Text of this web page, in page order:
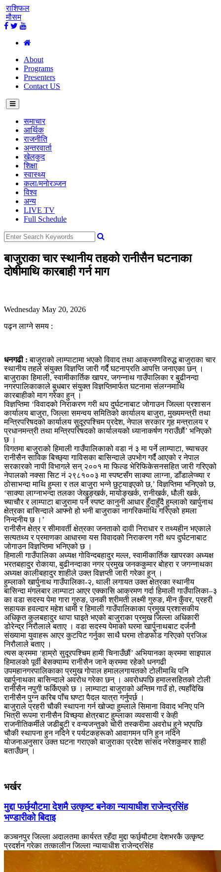
राशिफल
मौसम
About
Programs
Presenters
Contact US
समाचार
आर्थिक
राजनीति
अन्तरवार्ता
खेलकुद
शिक्षा
स्वास्थ्य
कला/मनोरञ्जन
विश्व
अन्य
LIVE TV
Full Schedule
बाजुराका चार स्थानीय तहको रानीसैन घटनाका
दोषीमाथि कारबाही गर्न माग
Wednesday May 20, 2026
पढ्न लाग्ने समय :
धनगढी : बाजुराको लाम्पाटामा भएको विवाद तथा आक्रमणविरुद्ध बाजुराका चार
स्थानीय तहले संयुक्त विज्ञप्ति जारी गर्दै घटनाप्रति आपत्ति जनाएका छन् ।
बाजुराका हिमाली, स्वामीकार्तिक खापर, जगन्नाथ गाउँपालिका र बुढीनन्दा
नगरपालिकाकाले बुधबार संयुक्त विज्ञप्तिमार्फत घटनामा संलग्नमाथि
कारबाहीको माग गरेका हुन् ।
विज्ञप्तिमा ‘विवादको निराकरण गरी थप दुर्घटनाबाट जोगाउन जिल्ला प्रशासन
कार्यालय बाजुरा, जिल्ला समन्वय समितिको कार्यालय बाजुरा, मुख्यमन्त्री तथा
मन्त्रिपरिषदको कार्यालय सुदूरपश्चिम प्रदेश, नेपाल सरकार गृह मन्त्रालय र
प्रधानमन्त्री तथा मन्त्रिपरिषदको कार्यालयको ध्यानाकर्षण गराउँछौं’ भनिएको
छ ।
विगतमा बाजुराको हिमाली गाउँपालिकाको वडा नं ३ मा पर्ने लाम्पाटा, च्याचउर
रानीसैन साविक बिच्छ्या गाविसका बासिन्दाले उपभोग गर्दै आएको र नेपाल
सरकारको नापी विभागले सन् २००१ मा फिल्ड भेरिफिकेसनसहित जारी गरिएको
नेपालको नक्सा सिट नं २९८१००३ मा स्पष्टसँग साक्या लाग्ना, डाँडालेप्च्या र
ठोसाभन्दा माथि हुम्ला र तल बाजुरा भन्ने छुट्याइएको छ,’ विज्ञप्तिमा भनिएको छ,
‘साक्या लाग्नाभन्दा तलका जेखुङ्खर्क, मायोङ्खर्क, रानीखर्क, धौली खर्क,
च्याचौर र लाम्पाटा बाजुरामा पर्ने स्पष्ट कानुनी आधार हुँदाहुँदै हुम्लाको खार्पुनाथ
क्षेत्रका बासिन्दाले आफ्नो हो भनी बाजुराका नागरिकमाथि गरिएको हमला
निन्दनीय छ ।’
रानीसैन क्षेत्र र सीमावर्ती क्षेत्रका जनताको दावी निराधार र तथ्यहीन भएकाले
सत्यतथ्य र प्रमाणका आधारमा यस विवादको निराकरण गरी थप दुर्घटनाबाट
जोगाउन विज्ञप्तिमा भनिएको छ ।
हिमाली गाउँपालिका अध्यक्ष गोविन्दबहादुर मल्ल, स्वामीकार्तिक खापरका अध्यक्ष
भरतबहादुर रोकाया, बुढीनन्दाका नगर प्रमुख जनककुमार बोहरा र जगन्नाथका
अध्यक्ष कालीबहादुर शाहीले उक्त विज्ञप्ती जारी गरेका हुन् ।
हुम्लाको खार्पुनाथ गाउँपालिका-२, थाली लगायत उक्त क्षेत्रका स्थानीय
बासिन्दा मंगलबार लाम्पाटा आएर एक्कासि आक्रमण गर्दा हिमाली गाउँपालिका–३
का वडा सदस्य पेमा गारा गुरुङ, उनकी श्रीमती लक्ष्मी गुरुङ, मीन कुँवर, प्रहरी
सहायक हवल्दार महेश धामी र हिमाली गाउँपालिकाका प्रमुख प्रशासकीय
अधिकृत कुलबहादुर थापा घाइते भएको बाजुराका प्रमुख जिल्ला अधिकारी
डोरेन्द्र निरौलाले बताए । वडा सदस्य पेमाको घरमा खार्पुनाथबाट दर्जनौ
संख्यामा युवाहरू आएर कुटपिट गर्नुका साथै घरमा तोडफोड गरिएको प्रजिअ
निरौलाले बताए ।
त्यस क्रममा ‘हाम्रो सुदूरपश्चिम हामी चिनाउँछौं’ अभियानका क्रममा साइपाल
हिमालको पूर्वी बेसक्याम्प रानीसैन जाने क्रममा रहेको धनगढी
उपमहानगरपालिकाका प्रमुख गोपाल हमाललगायतको टोलीमाथि पनि
खार्पुनाथका बासिन्दाले अवरोध गरेका छन् । अवरोधपछि हमालसहितको टोली
रानीसैन नपुगी फर्किएको छ । लाम्पाटा बाजुराको अन्तिम गाउँ हो, त्यहाँदेखि
रानीसैन पुग्न करिब पाँच घण्टा पैदल यात्रा गर्नुपर्छ ।
बाजुराले प्रहरी चौकी स्थापना गर्न खोज्दा हुम्लाले सिमाना विवाद भनिए पनि
भित्री रूपमा रानीसैन विच्छ्या क्षेत्रबाट हुम्लाका व्यवसायी र केही
राजनीतिकर्मीले जडीबुटी र वन्यजन्तुको चोरी तस्करीमा अवरोध हुने भएपछि
चौकी स्थापना हुन नदिने र पर्यटकहरूको आवागमन पनि हुन नदिने
योजनाअनुसार उक्त घटना गराएको बाजुराका प्रदेश सांसद नरेशकुमार शाही
बताउँछन् ।
भर्खर
मुद्दा फर्छ्यौटमा देशमै उत्कृष्ट बनेका न्यायाधीश राजेन्द्रसिंह
भण्डारीको बिदाइ
कञ्चनपुर जिल्ला अदालतमा कार्यरत रहँदा मुद्दा फर्छ्यौटमा देशभरकै उत्कृष्ट
प्रदर्शन गरेका तत्कालीन जिल्ला न्यायाधीश राजेन्द्रसिंह